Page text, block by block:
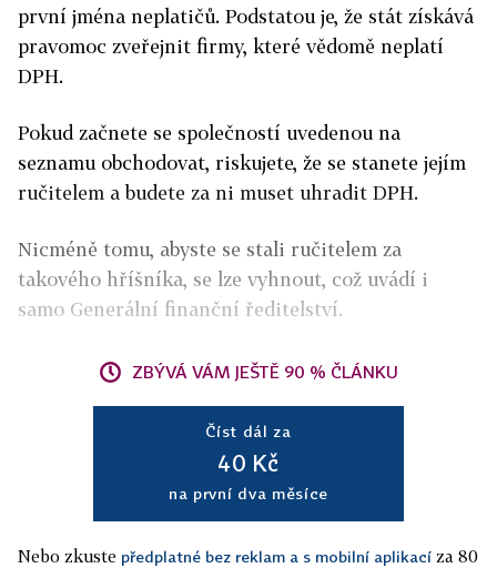
první jména neplatičů. Podstatou je, že stát získává
pravomoc zveřejnit firmy, které vědomě neplatí
DPH.
Pokud začnete se společností uvedenou na
seznamu obchodovat, riskujete, že se stanete jejím
ručitelem a budete za ni muset uhradit DPH.
Nicméně tomu, abyste se stali ručitelem za
takového hříšníka, se lze vyhnout, což uvádí i
samo Generální finanční ředitelství.
ZBÝVÁ VÁM JEŠTĚ 90 % ČLÁNKU
Číst dál za
40 Kč
na první dva měsíce
Nebo zkuste předplatné bez reklam a s mobilní aplikací za 80